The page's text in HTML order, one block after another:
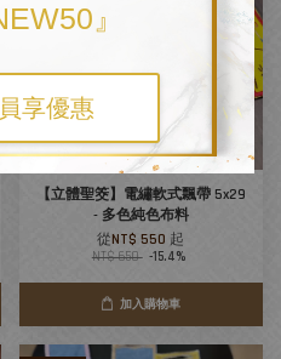
』
享優惠
【立體聖筊】電繡軟式飄帶 5x29
- 多色純色布料
從NT$ 550 起
NT$ 650 -15.4%
加入購物車